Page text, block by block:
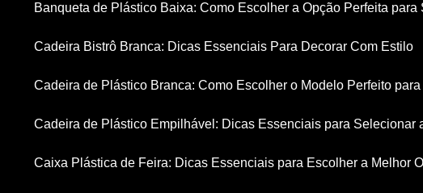
Banqueta de Plástico Baixa: Como Escolher a Opção Perfeita para
Cadeira Bistrô Branca: Dicas Essenciais Para Decorar Com Estilo
Cadeira de Plástico Branca: Como Escolher o Modelo Perfeito
Cadeira de Plástico Empilhável: Dicas Essenciais para Selecionar
Caixa Plástica de Feira: Dicas Essenciais para Escolher a Melhor